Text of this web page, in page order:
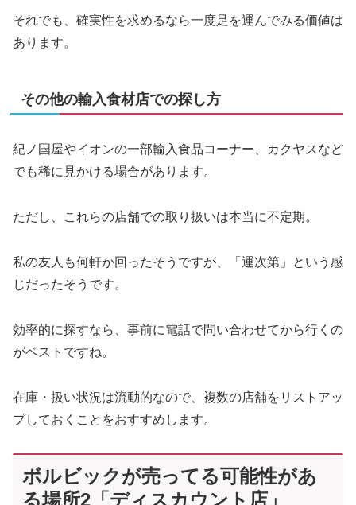
それでも、確実性を求めるなら一度足を運んでみる価値は
あります。
その他の輸入食材店での探し方
紀ノ国屋やイオンの一部輸入食品コーナー、カクヤスなど
でも稀に見かける場合があります。
ただし、これらの店舗での取り扱いは本当に不定期。
私の友人も何軒か回ったそうですが、「運次第」という感
じだったそうです。
効率的に探すなら、事前に電話で問い合わせてから行くの
がベストですね。
在庫・扱い状況は流動的なので、複数の店舗をリストアッ
プしておくことをおすすめします。
ボルビックが売ってる可能性があ
る場所2「ディスカウント店」